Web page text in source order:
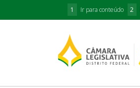
1 Ir para conteúdo 2